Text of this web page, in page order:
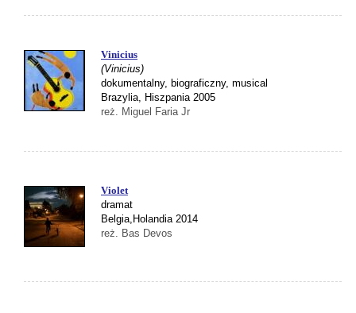
Vinicius
(Vinicius)
dokumentalny, biograficzny, musical
Brazylia, Hiszpania 2005
reż. Miguel Faria Jr
Violet
dramat
Belgia,Holandia 2014
reż. Bas Devos